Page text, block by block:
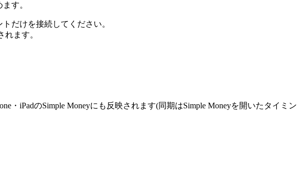
す。
だけを接続してください。
ます。
iPadのSimple Moneyにも反映されます(同期はSimple Moneyを開いたタイミン